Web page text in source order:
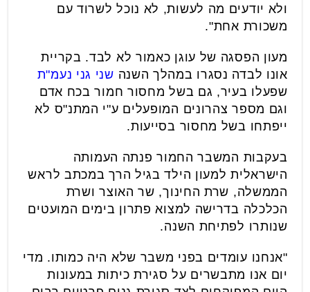
ולא יודעים מה לעשות, לא נוכל לשרוד עם
משכורת אחת".
מעון הפסגה של עוגן כאמור לא לבד. בקריית
אונו לבדה נסגרו במהלך השנה שני גני נעמ"ת
שפעלו בעיר, גם בשל מחסור חמור בכח אדם
וגם מספר צהרונים המופעלים ע"י המתנ"ס לא
ייפתחו בשל מחסור בסייעות.
בעקבות המשבר החמור פנתה העמותה
הישראלית למעון הילד בגיל הרך במכתב לראש
הממשלה, שרת החינוך, שר האוצר ושרת
הכלכלה בדרישה למצוא פתרון בימים המועטים
שנותרו לפתיחת השנה.
"אנחנו עומדים בפני משבר שלא היה כמותו. מדי
יום אנו מתבשרים על סגירת כיתות במעונות